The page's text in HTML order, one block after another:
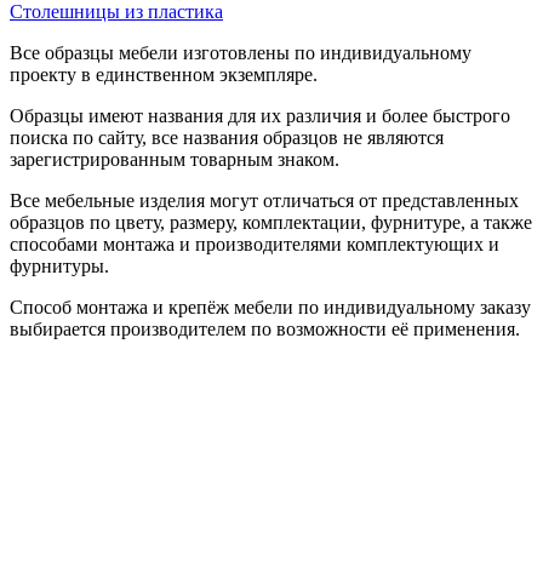
Столешницы из пластика
Все образцы мебели изготовлены по индивидуальному
проекту в единственном экземпляре.
Образцы имеют названия для их различия и более быстрого
поиска по сайту, все названия образцов не являются
зарегистрированным товарным знаком.
Все мебельные изделия могут отличаться от представленных
образцов по цвету, размеру, комплектации, фурнитуре, а также
способами монтажа и производителями комплектующих и
фурнитуры.
Способ монтажа и крепёж мебели по индивидуальному заказу
выбирается производителем по возможности её применения.